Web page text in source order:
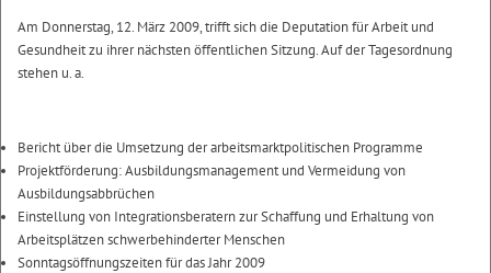
Am Donnerstag, 12. März 2009, trifft sich die Deputation für Arbeit und
Gesundheit zu ihrer nächsten öffentlichen Sitzung. Auf der Tagesordnung
stehen u. a.
Bericht über die Umsetzung der arbeitsmarktpolitischen Programme
Projektförderung: Ausbildungsmanagement und Vermeidung von
Ausbildungsabbrüchen
Einstellung von Integrationsberatern zur Schaffung und Erhaltung von
Arbeitsplätzen schwerbehinderter Menschen
Sonntagsöffnungszeiten für das Jahr 2009